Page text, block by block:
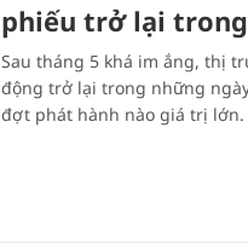
phiếu trở lại
Sau tháng 5 khá im ắng, thị
động trở lại trong những
đợt phát hành nào giá trị lớn.